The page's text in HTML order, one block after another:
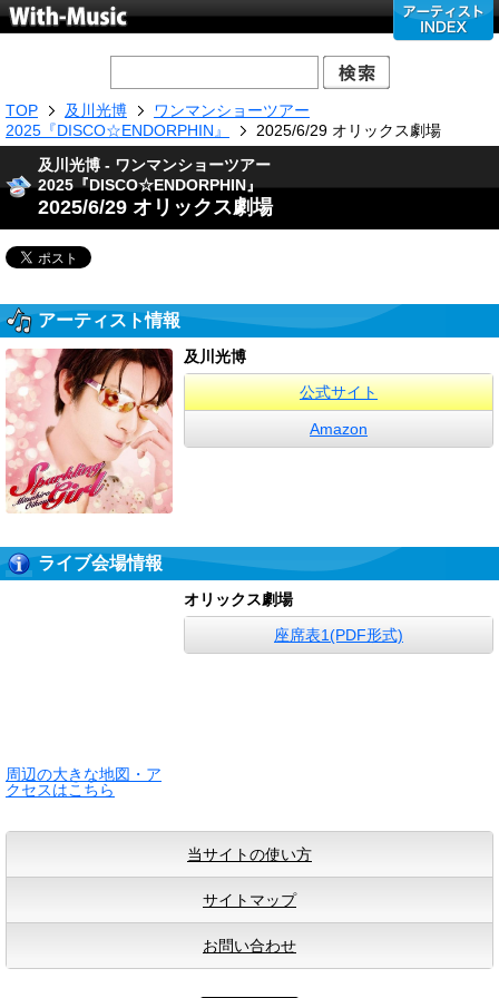
TOP 及川光博
ワンマンショーツアー
2025『DISCO☆ENDORPHIN』
2025/6/29 オリックス劇場
及川光博 - ワンマンショーツアー
2025『DISCO☆ENDORPHIN』
2025/6/29 オリックス劇場
アーティスト情報
及川光博
公式サイト
Amazon
ライブ会場情報
周辺の大きな地図・ア
クセスはこちら
オリックス劇場
座席表1(PDF形式)
当サイトの使い方
サイトマップ
お問い合わせ